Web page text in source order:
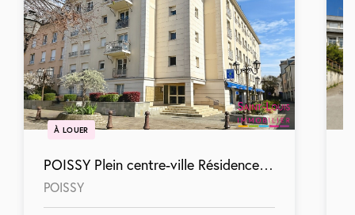
À LOUER
POISSY Plein centre-ville Résidence Windsors - 3 pièces avec parking
POISSY